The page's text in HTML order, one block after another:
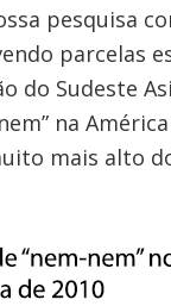
pesquisa
parcelas
do Sudeste
na
mais alto